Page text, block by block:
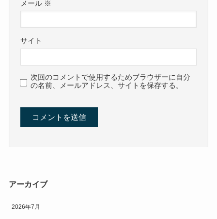
メール ※
サイト
次回のコメントで使用するためブラウザーに自分
の名前、メールアドレス、サイトを保存する。
アーカイブ
2026年7月